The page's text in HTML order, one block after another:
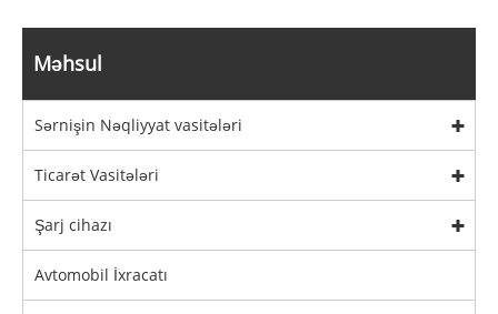
Məhsul
Sərnişin Nəqliyyat vasitələri
Ticarət Vasitələri
Şarj cihazı
Avtomobil İxracatı